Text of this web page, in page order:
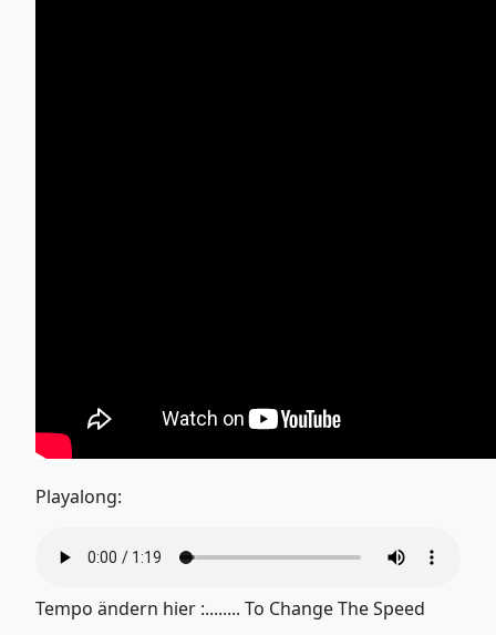
Playalong:
Tempo ändern hier :........ To Change The Speed